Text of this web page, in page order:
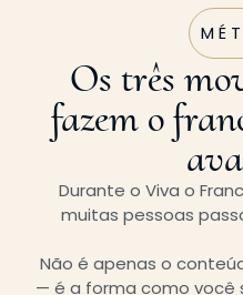
Os três
fazem o
Durante o Viva o
muitas pessoas
Não é apenas o
— é a forma como você